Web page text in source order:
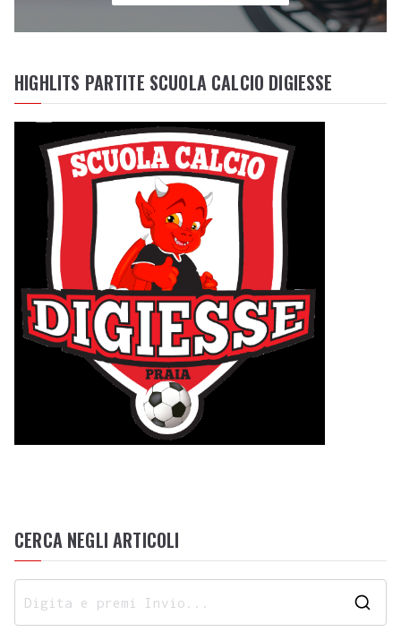
HIGHLITS PARTITE SCUOLA CALCIO DIGIESSE
CERCA NEGLI ARTICOLI